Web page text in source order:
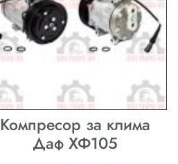
Компресор за клима
Даф ХФ105